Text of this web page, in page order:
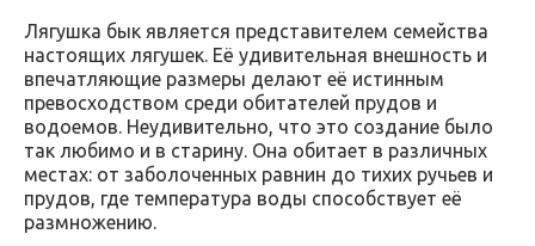
Лягушка бык является представителем семейства
настоящих лягушек. Её удивительная внешность и
впечатляющие размеры делают её истинным
превосходством среди обитателей прудов и
водоемов. Неудивительно, что это создание было
так любимо и в старину. Она обитает в различных
местах: от заболоченных равнин до тихих ручьев и
прудов, где температура воды способствует её
размножению.